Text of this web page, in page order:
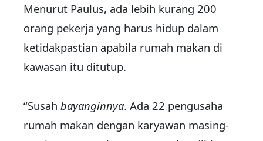
Menurut Paulus, ada lebih kurang 200
orang pekerja yang harus hidup dalam
ketidakpastian apabila rumah makan di
kawasan itu ditutup.
“Susah bayanginnya. Ada 22 pengusaha
rumah makan dengan karyawan masing-